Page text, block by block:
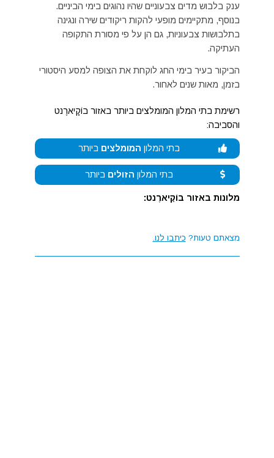
ענק בלבוש מדים צבעוניים שהיו נהוגים בימי הביניים.
בנוסף, מתקיימים מופעי להקות ריקודים שירה ונגינה
בתלבושות צבעוניות, גם הן על פי מסורת התקופה
העתיקה.
הביקור בעיר בימי החג לוקחת את הצופה למסע היסטורי
בזמן, מאות שנים לאחור.
רשימת בתי המלון המומלצים ביותר באזור בוֹקָיארֶנט
והסביבה:
בתי המלון המומלצים ביותר
בתי המלון הזולים ביותר
מלונות באזור בוֹקָיארֶנט:
מצאתם טעות? כיתבו לנו.